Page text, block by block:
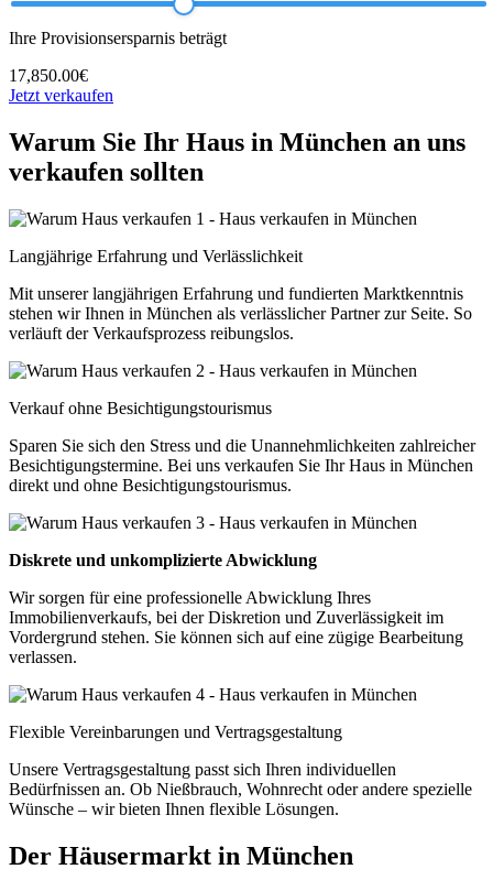
Ihre Provisionsersparnis beträgt
17,850.00€
Jetzt verkaufen
Warum Sie Ihr Haus in München an uns
verkaufen sollten
Langjährige Erfahrung und Verlässlichkeit
Mit unserer langjährigen Erfahrung und fundierten Marktkenntnis
stehen wir Ihnen in München als verlässlicher Partner zur Seite. So
verläuft der Verkaufsprozess reibungslos.
Verkauf ohne Besichtigungstourismus
Sparen Sie sich den Stress und die Unannehmlichkeiten zahlreicher
Besichtigungstermine. Bei uns verkaufen Sie Ihr Haus in München
direkt und ohne Besichtigungstourismus.
Diskrete und unkomplizierte Abwicklung
Wir sorgen für eine professionelle Abwicklung Ihres
Immobilienverkaufs, bei der Diskretion und Zuverlässigkeit im
Vordergrund stehen. Sie können sich auf eine zügige Bearbeitung
verlassen.
Flexible Vereinbarungen und Vertragsgestaltung
Unsere Vertragsgestaltung passt sich Ihren individuellen
Bedürfnissen an. Ob Nießbrauch, Wohnrecht oder andere spezielle
Wünsche – wir bieten Ihnen flexible Lösungen.
Der Häusermarkt in München